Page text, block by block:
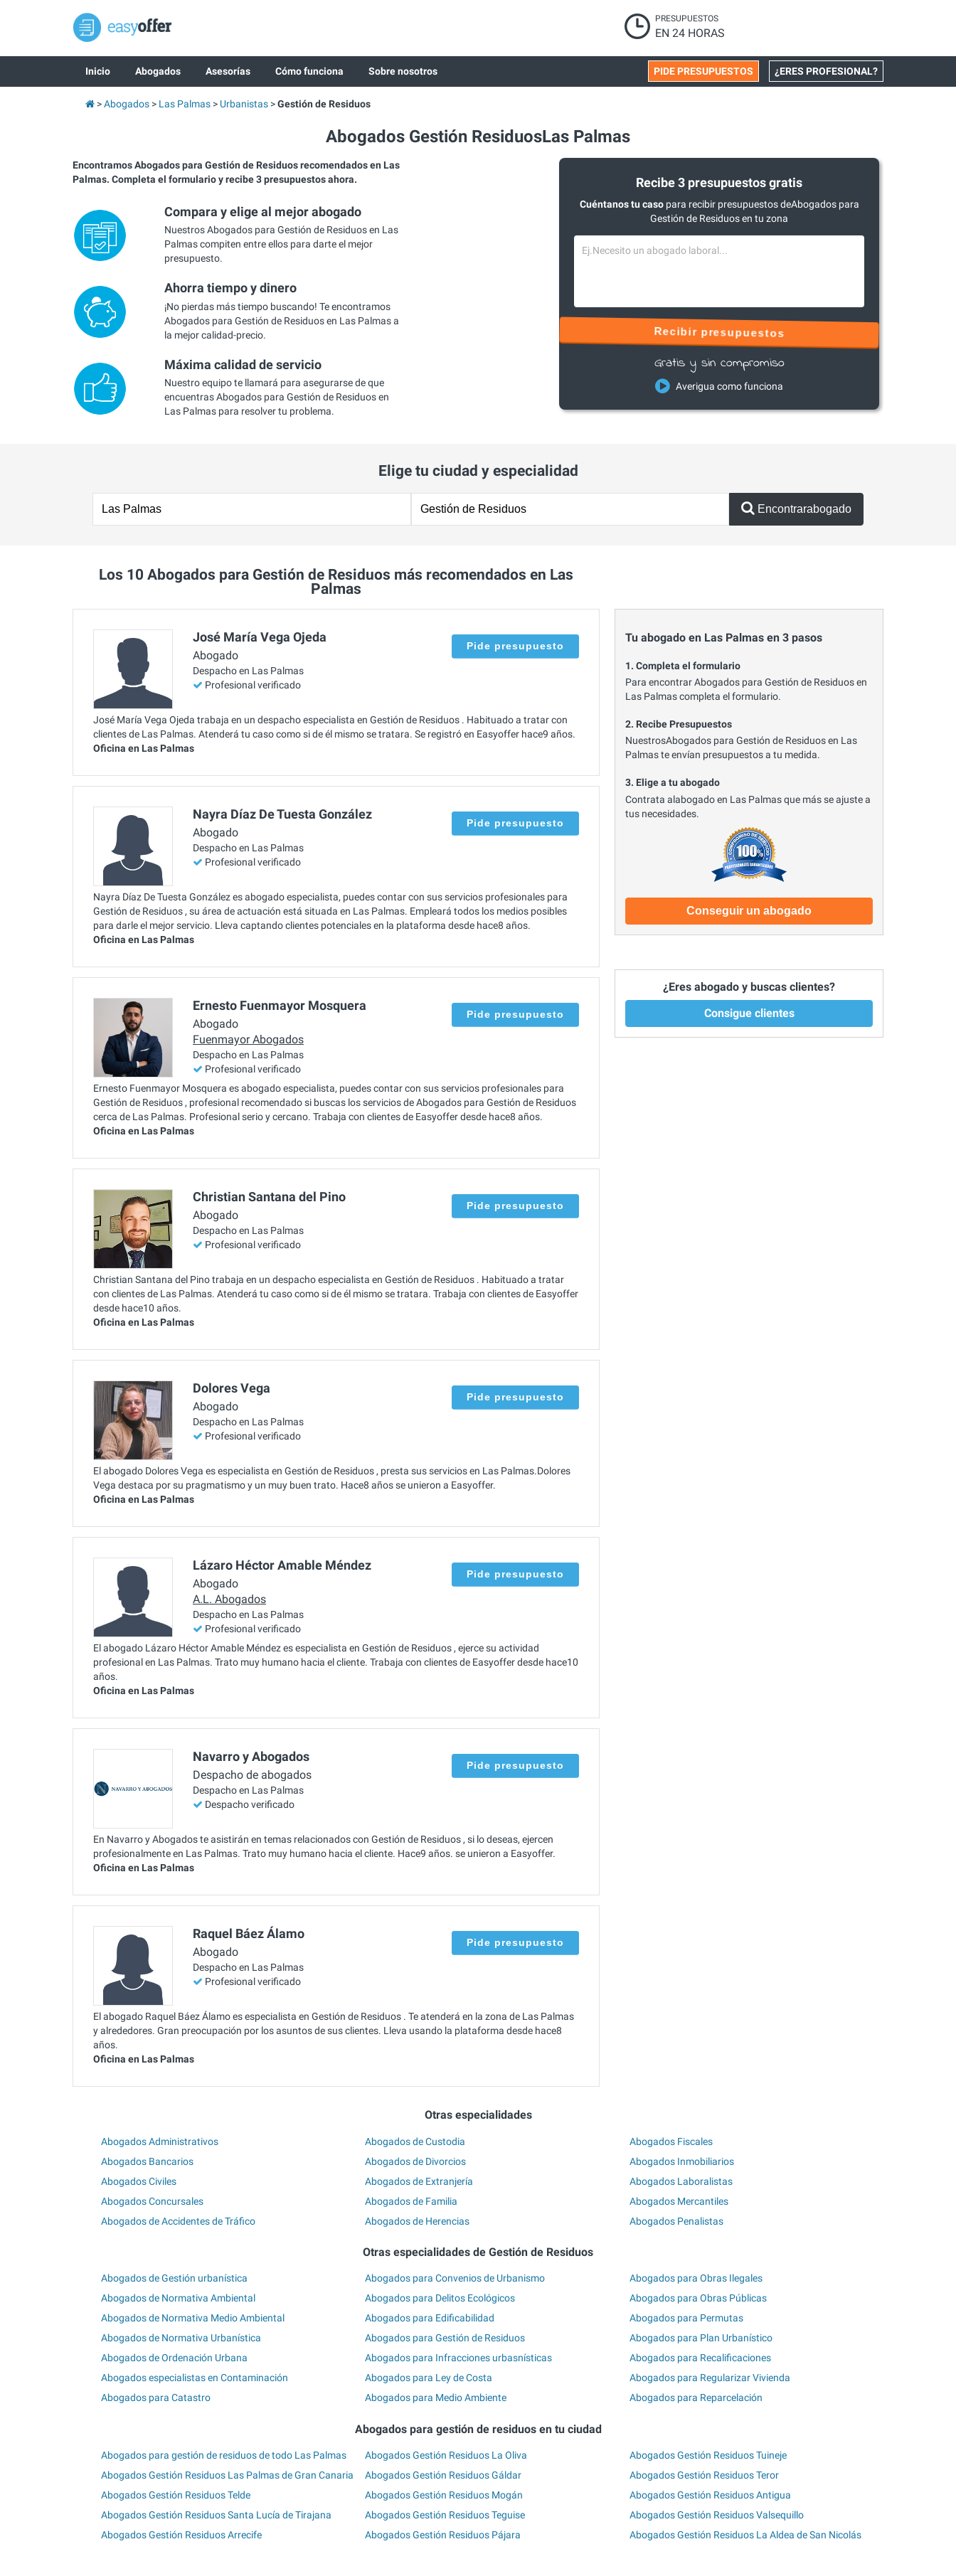
PRESUPUESTOS
EN 24 HORAS
Inicio Abogados Asesorías Cómo funciona Sobre nosotros ¿ERES PROFESIONAL?
PIDE PRESUPUESTOS
Abogados Las Palmas Urbanistas Gestión de Residuos
Abogados Gestión ResiduosLas Palmas
Encontramos Abogados para Gestión de Residuos recomendados en Las
Palmas. Completa el formulario y recibe 3 presupuestos ahora.
Compara y elige al mejor abogado
Nuestros Abogados para Gestión de Residuos en Las
Palmas compiten entre ellos para darte el mejor
presupuesto.
Ahorra tiempo y dinero
¡No pierdas más tiempo buscando! Te encontramos
Abogados para Gestión de Residuos en Las Palmas a
la mejor calidad-precio.
Máxima calidad de servicio
Nuestro equipo te llamará para asegurarse de que
encuentras Abogados para Gestión de Residuos en
Las Palmas para resolver tu problema.
Recibe 3 presupuestos gratis
Cuéntanos tu casopara recibir presupuestos deAbogados para
Gestión de Residuos en tu zona
Recibir presupuestos
Gratis y sin compromiso
Averigua como funciona
Elige tu ciudad y especialidad
Encontrarabogado
Los 10 Abogados para Gestión de Residuos más recomendados en Las
Palmas
José María Vega Ojeda
Abogado
Despacho en Las Palmas
Profesional verificado
Pide presupuesto
José María Vega Ojeda trabaja en un despacho especialista en Gestión de Residuos . Habituado a tratar con
clientes de Las Palmas. Atenderá tu caso como si de él mismo se tratara. Se registró en Easyoffer hace9 años.
Oficina en Las Palmas
Nayra Díaz De Tuesta González
Abogado
Despacho en Las Palmas
Profesional verificado
Pide presupuesto
Nayra Díaz De Tuesta González es abogado especialista, puedes contar con sus servicios profesionales para
Gestión de Residuos , su área de actuación está situada en Las Palmas. Empleará todos los medios posibles
para darle el mejor servicio. Lleva captando clientes potenciales en la plataforma desde hace8 años.
Oficina en Las Palmas
Ernesto Fuenmayor Mosquera
Abogado
Fuenmayor Abogados
Despacho en Las Palmas
Profesional verificado
Pide presupuesto
Ernesto Fuenmayor Mosquera es abogado especialista, puedes contar con sus servicios profesionales para
Gestión de Residuos , profesional recomendado si buscas los servicios de Abogados para Gestión de Residuos
cerca de Las Palmas. Profesional serio y cercano. Trabaja con clientes de Easyoffer desde hace8 años.
Oficina en Las Palmas
Christian Santana del Pino
Abogado
Despacho en Las Palmas
Profesional verificado
Pide presupuesto
Christian Santana del Pino trabaja en un despacho especialista en Gestión de Residuos . Habituado a tratar
con clientes de Las Palmas. Atenderá tu caso como si de él mismo se tratara. Trabaja con clientes de Easyoffer
desde hace10 años.
Oficina en Las Palmas
Dolores Vega
Abogado
Despacho en Las Palmas
Profesional verificado
Pide presupuesto
El abogado Dolores Vega es especialista en Gestión de Residuos , presta sus servicios en Las Palmas.Dolores
Vega destaca por su pragmatismo y un muy buen trato. Hace8 años se unieron a Easyoffer.
Oficina en Las Palmas
Lázaro Héctor Amable Méndez
Abogado
A.L. Abogados
Despacho en Las Palmas
Profesional verificado
Pide presupuesto
El abogado Lázaro Héctor Amable Méndez es especialista en Gestión de Residuos , ejerce su actividad
profesional en Las Palmas. Trato muy humano hacia el cliente. Trabaja con clientes de Easyoffer desde hace10
años.
Oficina en Las Palmas
Navarro y Abogados
Despacho de abogados
Despacho en Las Palmas
Despacho verificado
Pide presupuesto
En Navarro y Abogados te asistirán en temas relacionados con Gestión de Residuos , si lo deseas, ejercen
profesionalmente en Las Palmas. Trato muy humano hacia el cliente. Hace9 años. se unieron a Easyoffer.
Oficina en Las Palmas
Raquel Báez Álamo
Abogado
Despacho en Las Palmas
Profesional verificado
Pide presupuesto
El abogado Raquel Báez Álamo es especialista en Gestión de Residuos . Te atenderá en la zona de Las Palmas
y alrededores. Gran preocupación por los asuntos de sus clientes. Lleva usando la plataforma desde hace8
años.
Oficina en Las Palmas
Tu abogado en Las Palmas en 3 pasos
1. Completa el formulario
Para encontrar Abogados para Gestión de Residuos en
Las Palmas completa el formulario.
2. Recibe Presupuestos
NuestrosAbogados para Gestión de Residuos en Las
Palmas te envían presupuestos a tu medida.
3. Elige a tu abogado
Contrata alabogado en Las Palmas que más se ajuste a
tus necesidades.
Conseguir un abogado
¿Eres abogado y buscas clientes?
Consigue clientes
Otras especialidades
Abogados Administrativos
Abogados Bancarios
Abogados Civiles
Abogados Concursales
Abogados de Accidentes de Tráfico
Abogados de Custodia
Abogados de Divorcios
Abogados de Extranjería
Abogados de Familia
Abogados de Herencias
Abogados Fiscales
Abogados Inmobiliarios
Abogados Laboralistas
Abogados Mercantiles
Abogados Penalistas
Otras especialidades de Gestión de Residuos
Abogados de Gestión urbanística
Abogados de Normativa Ambiental
Abogados de Normativa Medio Ambiental
Abogados de Normativa Urbanística
Abogados de Ordenación Urbana
Abogados especialistas en Contaminación
Abogados para Catastro
Abogados para Convenios de Urbanismo
Abogados para Delitos Ecológicos
Abogados para Edificabilidad
Abogados para Gestión de Residuos
Abogados para Infracciones urbasnísticas
Abogados para Ley de Costa
Abogados para Medio Ambiente
Abogados para Obras Ilegales
Abogados para Obras Públicas
Abogados para Permutas
Abogados para Plan Urbanístico
Abogados para Recalificaciones
Abogados para Regularizar Vivienda
Abogados para Reparcelación
Abogados para gestión de residuos en tu ciudad
Abogados para gestión de residuos de todo Las Palmas
Abogados Gestión Residuos Las Palmas de Gran Canaria
Abogados Gestión Residuos Telde
Abogados Gestión Residuos Santa Lucía de Tirajana
Abogados Gestión Residuos Arrecife
Abogados Gestión Residuos La Oliva
Abogados Gestión Residuos Gáldar
Abogados Gestión Residuos Mogán
Abogados Gestión Residuos Teguise
Abogados Gestión Residuos Pájara
Abogados Gestión Residuos Tuineje
Abogados Gestión Residuos Teror
Abogados Gestión Residuos Antigua
Abogados Gestión Residuos Valsequillo
Abogados Gestión Residuos La Aldea de San Nicolás